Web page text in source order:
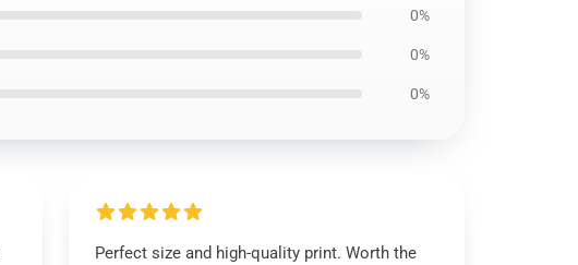
0%
0%
0%
Perfect size and high-quality print. Worth the